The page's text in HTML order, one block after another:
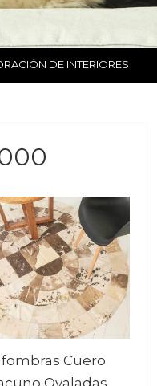
DE INTERIORES
Cuero
Ovaladas